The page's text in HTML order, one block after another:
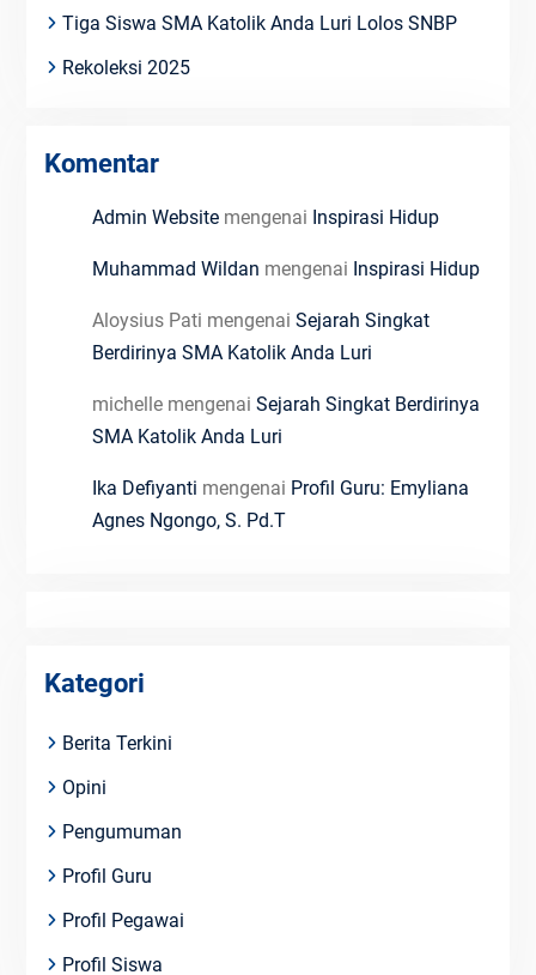
Tiga Siswa SMA Katolik Anda Luri Lolos SNBP
Rekoleksi 2025
Komentar
Admin Websitemengenai Inspirasi Hidup
Muhammad Wildan mengenai Inspirasi Hidup
Aloysius Pati mengenai Sejarah Singkat
Berdirinya SMA Katolik Anda Luri
michellemengenai Sejarah Singkat Berdirinya
SMA Katolik Anda Luri
Ika Defiyanti mengenai Profil Guru: Emyliana
Agnes Ngongo, S. Pd.T
Kategori
Berita Terkini
Opini
Pengumuman
Profil Guru
Profil Pegawai
Profil Siswa